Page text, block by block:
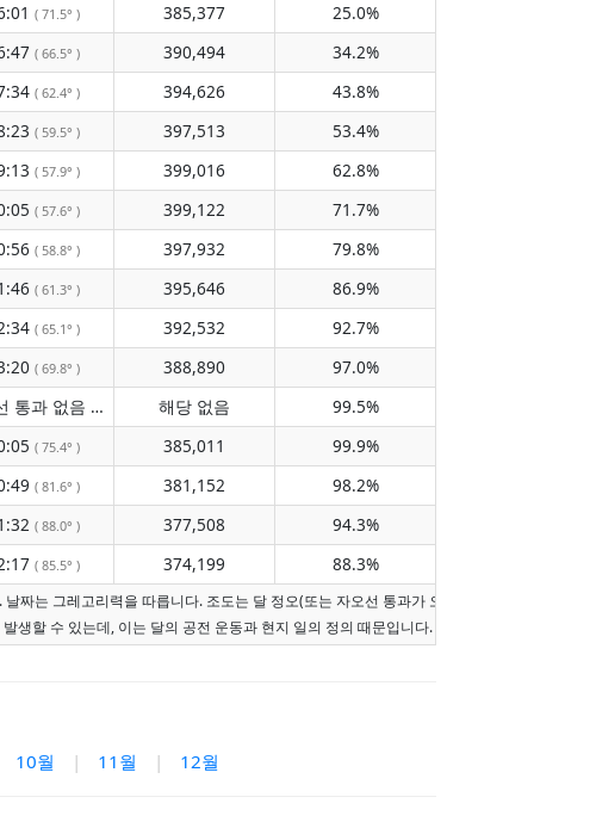
( 71.5° ) 385,377
25.0%
( 66.5° ) 390,494
34.2%
( 62.4° ) 394,626
43.8%
( 59.5° ) 397,513
53.4%
( 57.9° ) 399,016
62.8%
( 57.6° ) 399,122
71.7%
( 58.8° ) 397,932
79.8%
( 61.3° ) 395,646
86.9%
( 65.1° ) 392,532
92.7%
( 69.8° ) 388,890
97.0%
자오선 통과 없음
( 해당 없음 )해당 없음
99.5%
( 75.4° ) 385,011
99.9%
( 81.6° ) 381,152
98.2%
( 88.0° ) 377,508
94.3%
( 85.5° ) 374,199 88.3%
짜는 그레고리력을 따릅니다. 조도는 달 정오(또는 자오선 통과가 오늘이 아니면 현지 정오)
생할 수 있는데, 이는 달의 공전 운동과 현지 일의 정의 때문입니다.
10월 | 11월 | 12월